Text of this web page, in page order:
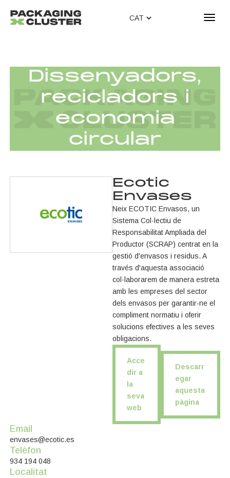
T
t
Dissenyadors,
recicladors i
economia
circular
Ecotic
Envases
Neix ECOTIC Envasos, un
Sistema Col·lectiu de
Responsabilitat Ampliada del
Productor (SCRAP) centrat en la
gestió d'envasos i residus. A
través d'aquesta associació
col·laborarem de manera estreta
amb les empreses del sector
dels envasos per garantir-ne el
compliment normatiu i oferir
solucions efectives a les seves
obligacions.
Acce
dir a
la
seva
web
Descarr
egar
aquesta
pàgina
Email
envases@ecotic.es
Telèfon
934 194 048
Localitat